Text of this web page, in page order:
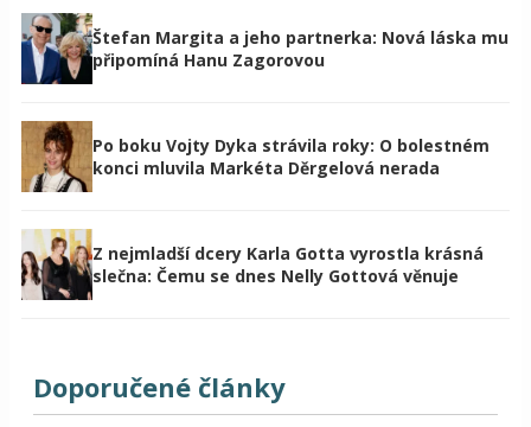
Štefan Margita a jeho partnerka: Nová láska mu
připomíná Hanu Zagorovou
Po boku Vojty Dyka strávila roky: O bolestném
konci mluvila Markéta Děrgelová nerada
Z nejmladší dcery Karla Gotta vyrostla krásná
slečna: Čemu se dnes Nelly Gottová věnuje
Doporučené články